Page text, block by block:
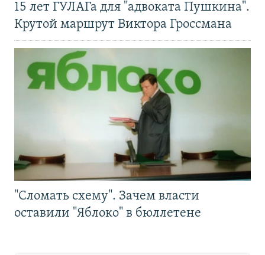
15 лет ГУЛАГа для "адвоката Пушкина".
Крутой маршрут Виктора Гроссмана
"Сломать схему". Зачем власти
оставили "Яблоко" в бюллетене